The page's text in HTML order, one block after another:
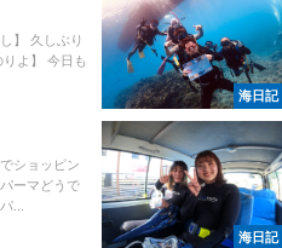
】 久しぶり
よ】 今日も
海日記
ショッピン
ーマどうで
...
海日記